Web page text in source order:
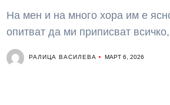
На мен и на много хора им е
опитват да ми приписват
РАЛИЦА ВАСИЛЕВА МАРТ 6, 2026